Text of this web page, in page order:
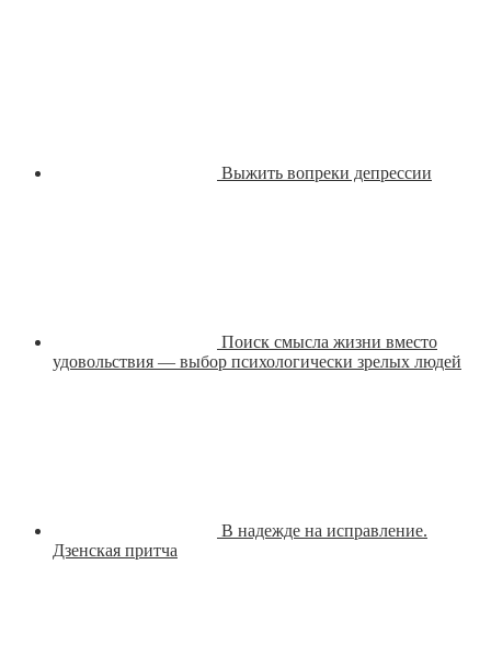
Выжить вопреки депрессии
Поиск смысла жизни вместо
удовольствия — выбор психологически зрелых людей
В надежде на исправление.
Дзенская притча